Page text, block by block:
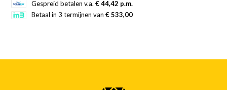
product
Gespreid betalen v.a.€ 44,42 p.m.
Betaal in 3 termijnen van€ 533,00